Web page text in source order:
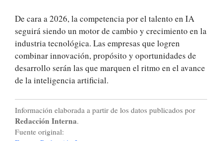
De cara a 2026, la competencia por el talento en IA
seguirá siendo un motor de cambio y crecimiento en la
industria tecnológica. Las empresas que logren
combinar innovación, propósito y oportunidades de
desarrollo serán las que marquen el ritmo en el avance
de la inteligencia artificial.
Información elaborada a partir de los datos publicados por
Redacción Interna.
Fuente original: